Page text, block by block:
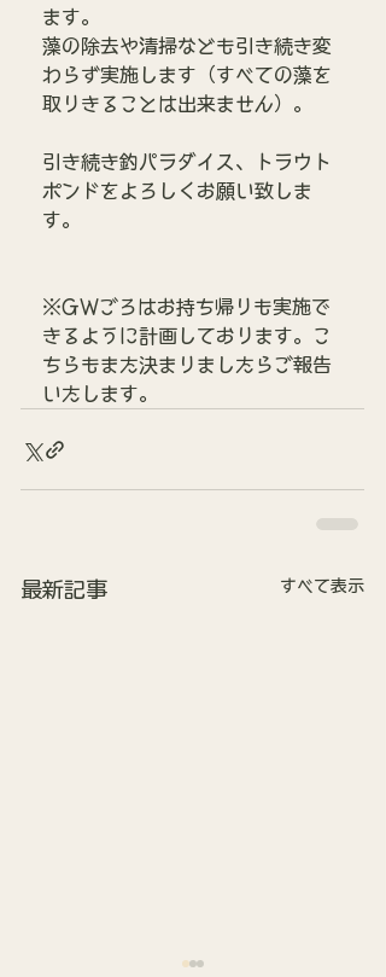
ます。
藻の除去や清掃なども引き続き変
わらず実施します（すべての藻を
取りきることは出来ません）。
引き続き釣パラダイス、トラウト
ポンドをよろしくお願い致しま
す。
※GWごろはお持ち帰りも実施で
きるように計画しております。こ
ちらもまた決まりましたらご報告
いたします。
最新記事 すべて表示